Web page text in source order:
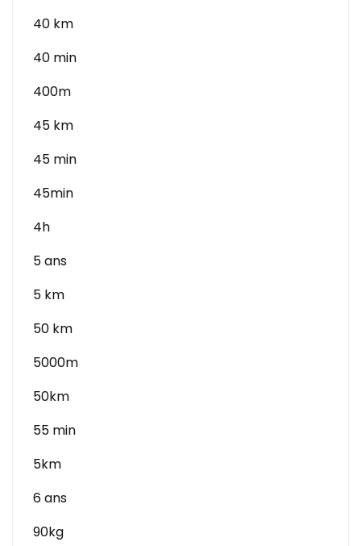
40 km
40 min
400m
45 km
45 min
45min
4h
5 ans
5 km
50 km
5000m
50km
55 min
5km
6 ans
90kg